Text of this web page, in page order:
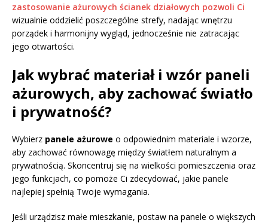
zastosowanie ażurowych ścianek działowych pozwoli Ci
wizualnie oddzielić poszczególne strefy, nadając wnętrzu
porządek i harmonijny wygląd, jednocześnie nie zatracając
jego otwartości.
Jak wybrać materiał i wzór paneli
ażurowych, aby zachować światło
i prywatność?
Wybierz panele ażurowe o odpowiednim materiale i wzorze,
aby zachować równowagę między światłem naturalnym a
prywatnością. Skoncentruj się na wielkości pomieszczenia oraz
jego funkcjach, co pomoże Ci zdecydować, jakie panele
najlepiej spełnią Twoje wymagania.
Jeśli urządzisz małe mieszkanie, postaw na panele o większych